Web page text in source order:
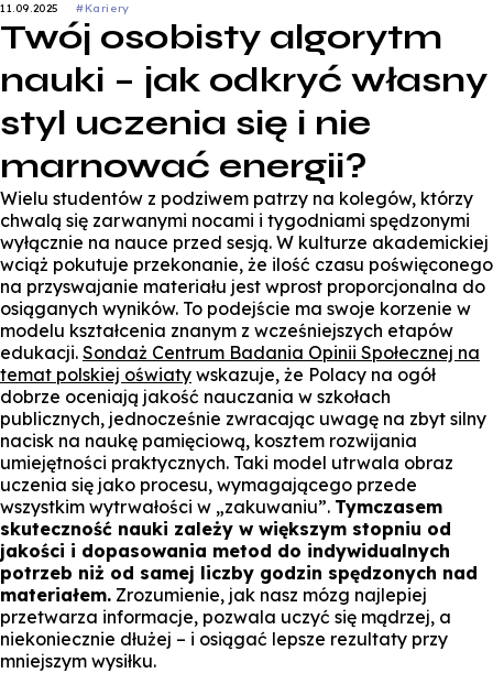
11.09.2025 #Kariery
Twój osobisty algorytm
nauki – jak odkryć własny
styl uczenia się i nie
marnować energii?
Wielu studentów z podziwem patrzy na kolegów, którzy
chwalą się zarwanymi nocami i tygodniami spędzonymi
wyłącznie na nauce przed sesją. W kulturze akademickiej
wciąż pokutuje przekonanie, że ilość czasu poświęconego
na przyswajanie materiału jest wprost proporcjonalna do
osiąganych wyników. To podejście ma swoje korzenie w
modelu kształcenia znanym z wcześniejszych etapów
edukacji. Sondaż Centrum Badania Opinii Społecznej na
temat polskiej oświaty wskazuje, że Polacy na ogół
dobrze oceniają jakość nauczania w szkołach
publicznych, jednocześnie zwracając uwagę na zbyt silny
nacisk na naukę pamięciową, kosztem rozwijania
umiejętności praktycznych. Taki model utrwala obraz
uczenia się jako procesu, wymagającego przede
wszystkim wytrwałości w „zakuwaniu”. Tymczasem
skuteczność nauki zależy w większym stopniu od
jakości i dopasowania metod do indywidualnych
potrzeb niż od samej liczby godzin spędzonych nad
materiałem. Zrozumienie, jak nasz mózg najlepiej
przetwarza informacje, pozwala uczyć się mądrzej, a
niekoniecznie dłużej – i osiągać lepsze rezultaty przy
mniejszym wysiłku.